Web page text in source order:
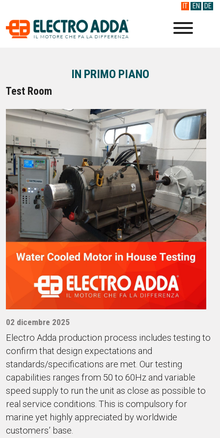
IT EN DE
IN PRIMO PIANO
Test Room
02 dicembre 2025
Electro Adda production process includes testing to
confirm that design expectations and
standards/specifications are met. Our testing
capabilities ranges from 50 to 60Hz and variable
speed supply to run the unit as close as possible to
real service conditions. This is compulsory for
marine yet highly appreciated by worldwide
customers’ base.